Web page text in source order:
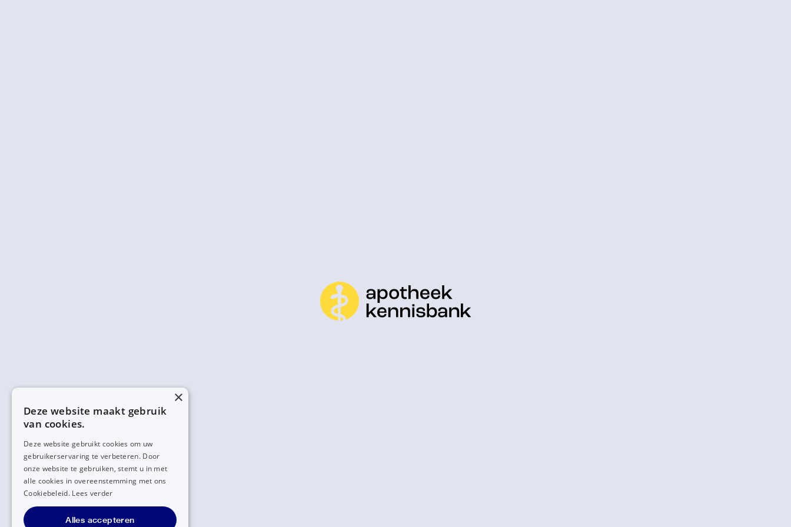
×
Deze website maakt gebruik
van cookies.
Deze website gebruikt cookies om uw
gebruikerservaring te verbeteren. Door
onze website te gebruiken, stemt u in met
alle cookies in overeenstemming met ons
Cookiebeleid. Lees verder
Alles accepteren